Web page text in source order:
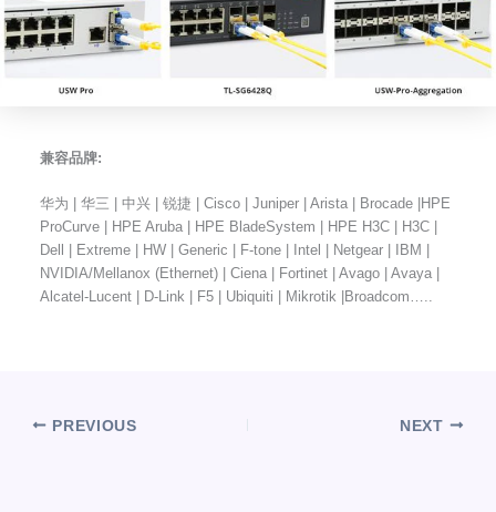
兼容品牌:
华为 | 华三 | 中兴 | 锐捷 | Cisco | Juniper | Arista | Brocade |HPE
ProCurve | HPE Aruba | HPE BladeSystem | HPE H3C | H3C |
Dell | Extreme | HW | Generic | F-tone | Intel | Netgear | IBM |
NVIDIA/Mellanox (Ethernet) | Ciena | Fortinet | Avago | Avaya |
Alcatel-Lucent | D-Link | F5 | Ubiquiti | Mikrotik |Broadcom…..
PREVIOUS NEXT